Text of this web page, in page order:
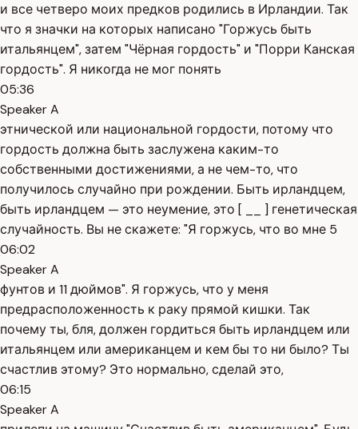
и все четверо моих предков родились в Ирландии. Так
что я значки на которых написано "Горжусь быть
итальянцем", затем "Чёрная гордость" и "Порри Канская
гордость". Я никогда не мог понять
05:36
Speaker A
этнической или национальной гордости, потому что
гордость должна быть заслужена каким-то
собственными достижениями, а не чем-то, что
получилось случайно при рождении. Быть ирландцем,
быть ирландцем — это неумение, это [ __ ] генетическая
случайность. Вы не скажете: "Я горжусь, что во мне 5
06:02
Speaker A
фунтов и 11 дюймов". Я горжусь, что у меня
предрасположенность к раку прямой кишки. Так
почему ты, бля, должен гордиться быть ирландцем или
итальянцем или американцем и кем бы то ни было? Ты
счастлив этому? Это нормально, сделай это,
06:15
Speaker A